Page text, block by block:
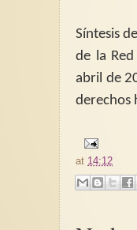
Síntesis
de la
abril de
derechos
at 14:12